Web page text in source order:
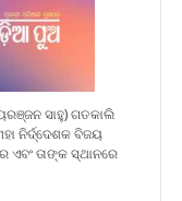
ସାହୁ) ଗତକାଲି
ନିର୍ଦ୍ଦେଶକ ବିଜୟ
ଏବଂ ତାଙ୍କ ସ୍ଥାନରେ